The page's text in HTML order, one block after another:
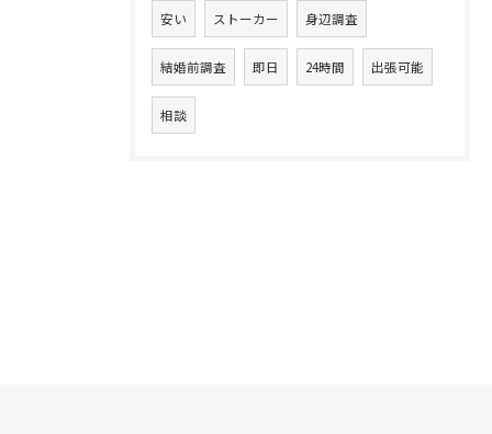
安い ストーカー 身辺調査
結婚前調査 即日 24時間 出張可能
相談